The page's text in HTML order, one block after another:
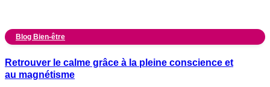
Blog Bien-être
Retrouver le calme grâce à la pleine conscience et
au magnétisme